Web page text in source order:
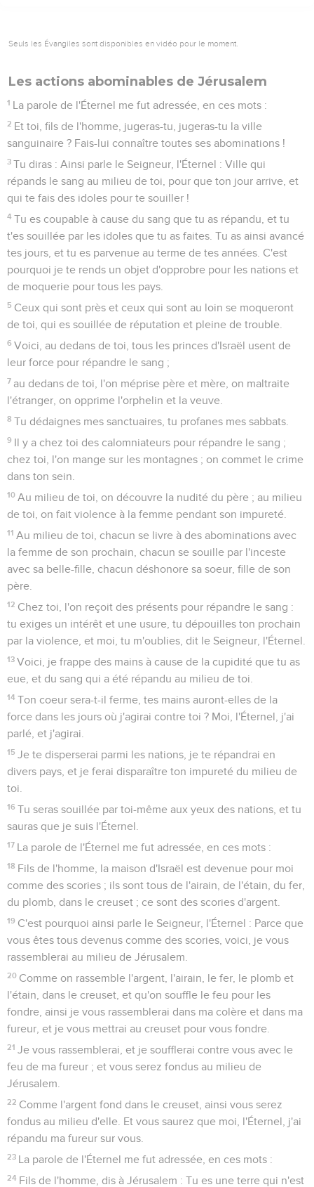
Seuls les Évangiles sont disponibles en vidéo pour le moment.
Les actions abominables de Jérusalem
1 La parole de l'Éternel me fut adressée, en ces mots :
2 Et toi, fils de l'homme, jugeras-tu, jugeras-tu la ville
sanguinaire ? Fais-lui connaître toutes ses abominations !
3 Tu diras : Ainsi parle le Seigneur, l'Éternel : Ville qui
répands le sang au milieu de toi, pour que ton jour arrive, et
qui te fais des idoles pour te souiller !
4 Tu es coupable à cause du sang que tu as répandu, et tu
t'es souillée par les idoles que tu as faites. Tu as ainsi avancé
tes jours, et tu es parvenue au terme de tes années. C'est
pourquoi je te rends un objet d'opprobre pour les nations et
de moquerie pour tous les pays.
5 Ceux qui sont près et ceux qui sont au loin se moqueront
de toi, qui es souillée de réputation et pleine de trouble.
6 Voici, au dedans de toi, tous les princes d'Israël usent de
leur force pour répandre le sang ;
7 au dedans de toi, l'on méprise père et mère, on maltraite
l'étranger, on opprime l'orphelin et la veuve.
8 Tu dédaignes mes sanctuaires, tu profanes mes sabbats.
9 Il y a chez toi des calomniateurs pour répandre le sang ;
chez toi, l'on mange sur les montagnes ; on commet le crime
dans ton sein.
10 Au milieu de toi, on découvre la nudité du père ; au milieu
de toi, on fait violence à la femme pendant son impureté.
11 Au milieu de toi, chacun se livre à des abominations avec
la femme de son prochain, chacun se souille par l'inceste
avec sa belle-fille, chacun déshonore sa soeur, fille de son
père.
12 Chez toi, l'on reçoit des présents pour répandre le sang :
tu exiges un intérêt et une usure, tu dépouilles ton prochain
par la violence, et moi, tu m'oublies, dit le Seigneur, l'Éternel.
13 Voici, je frappe des mains à cause de la cupidité que tu as
eue, et du sang qui a été répandu au milieu de toi.
14 Ton coeur sera-t-il ferme, tes mains auront-elles de la
force dans les jours où j'agirai contre toi ? Moi, l'Éternel, j'ai
parlé, et j'agirai.
15 Je te disperserai parmi les nations, je te répandrai en
divers pays, et je ferai disparaître ton impureté du milieu de
toi.
16 Tu seras souillée par toi-même aux yeux des nations, et tu
sauras que je suis l'Éternel.
17 La parole de l'Éternel me fut adressée, en ces mots :
18 Fils de l'homme, la maison d'Israël est devenue pour moi
comme des scories ; ils sont tous de l'airain, de l'étain, du fer,
du plomb, dans le creuset ; ce sont des scories d'argent.
19 C'est pourquoi ainsi parle le Seigneur, l'Éternel : Parce que
vous êtes tous devenus comme des scories, voici, je vous
rassemblerai au milieu de Jérusalem.
20 Comme on rassemble l'argent, l'airain, le fer, le plomb et
l'étain, dans le creuset, et qu'on souffle le feu pour les
fondre, ainsi je vous rassemblerai dans ma colère et dans ma
fureur, et je vous mettrai au creuset pour vous fondre.
21 Je vous rassemblerai, et je soufflerai contre vous avec le
feu de ma fureur ; et vous serez fondus au milieu de
Jérusalem.
22 Comme l'argent fond dans le creuset, ainsi vous serez
fondus au milieu d'elle. Et vous saurez que moi, l'Éternel, j'ai
répandu ma fureur sur vous.
23 La parole de l'Éternel me fut adressée, en ces mots :
24 Fils de l'homme, dis à Jérusalem : Tu es une terre qui n'est